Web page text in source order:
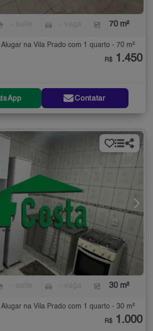
70 m²
na Vila Prado com 1 quarto - 70 m²
R$ 1.450
Contatar
30 m²
na Vila Prado com 1 quarto - 30 m²
R$ 1.000